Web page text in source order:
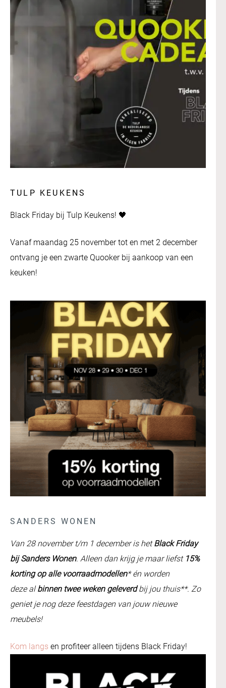
TULP KEUKENS
Black Friday bij Tulp Keukens! 🖤​
Vanaf maandag 25 november tot en met 2 december
ontvang je een zwarte Quooker bij aankoop van een
keuken!
SANDERS WONEN
Van 28 november t/m 1 december is hetBlack Friday
bij Sanders Wonen. Alleen dan krijg je maar liefst15%
korting op alle voorraadmodellen* én worden
deze albinnen twee weken geleverdbij jou thuis**. Zo
geniet je nog deze feestdagen van jouw nieuwe
meubels!
Kom langs en profiteer alleen tijdens Black Friday!